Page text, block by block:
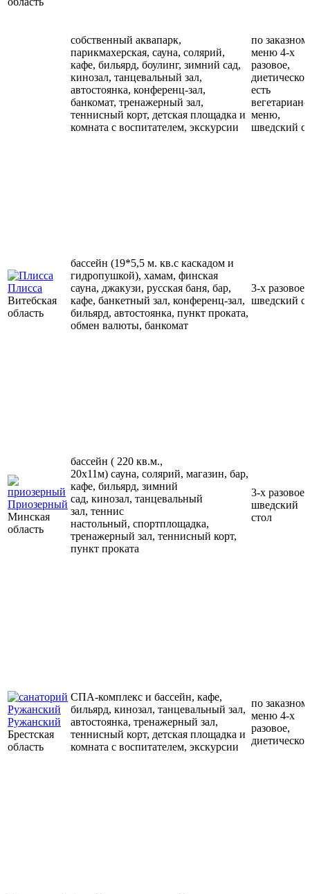
собственный аквапарк,
парикмахерская, сауна, солярий,
кафе, бильярд, боулинг, зимний сад,
кинозал, танцевальный зал,
автостоянка, конференц-зал,
банкомат, тренажерный зал,
теннисный корт, детская площадка и
комната с воспитателем, экскурсии
по
меню 4-х
разовое,
есть
меню,
шведский
Плисса
Витебская
область
бассейн (19*5,5 м. кв.с каскадом и
гидропушкой), хамам, финская
сауна, джакузи, русская баня, бар,
кафе, банкетный зал, конференц-зал,
бильярд, автостоянка, пункт проката,
обмен валюты, банкомат
3-х разовое,
шведский
Приозерный
Минская
область
бассейн ( 220 кв.м.,
20х11м) сауна, солярий, магазин, бар,
кафе, бильярд, зимний
сад, кинозал, танцевальный
зал, теннис
настольный, спортплощадка,
тренажерный зал, теннисный корт,
пункт проката
3-х разовое
шведский
стол
Ружанский
Брестская
область
СПА-комплекс и бассейн, кафе,
бильярд, кинозал, танцевальный зал,
автостоянка, тренажерный зал,
теннисный корт, детская площадка и
комната с воспитателем, экскурсии
по
меню 4-х
разовое,
диетическое